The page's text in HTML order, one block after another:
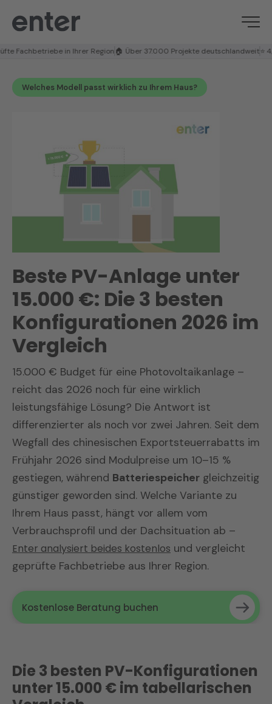
in Ihrer Region🏠 Über 37.000 Projekte deutschlandweit⭐ 4,8/5
Welches Modell passt wirklich zu Ihrem Haus?
Beste PV-Anlage unter
15.000 €: Die 3 besten
Konfigurationen 2026 im
Vergleich
15.000 € Budget für eine Photovoltaikanlage –
reicht das 2026 noch für eine wirklich
leistungsfähige Lösung? Die Antwort ist
differenzierter als noch vor zwei Jahren. Seit dem
Wegfall des chinesischen Exportsteuerrabatts im
Frühjahr 2026 sind Modulpreise um 10–15 %
gestiegen, während Batteriespeicher gleichzeitig
günstiger geworden sind. Welche Variante zu
Ihrem Haus passt, hängt vor allem vom
Verbrauchsprofil und der Dachsituation ab –
Enter analysiert beides kostenlos und vergleicht
geprüfte Fachbetriebe aus Ihrer Region.
Kostenlose Beratung buchen
Die 3 besten PV-Konfigurationen
unter 15.000 € im tabellarischen